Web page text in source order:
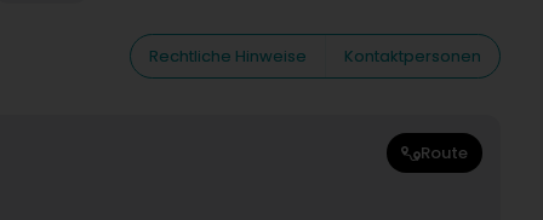
Rechtliche Hinweise Kontaktpersonen
Route